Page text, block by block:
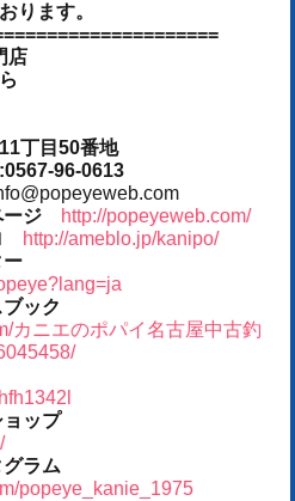
ります。
店
丁目50番地
96-0613
ージ
http://popeyeweb.com/
http://ameblo.jp/kanipo/
ー
ック
カニエのポパイ名古屋中古釣
ップ
ラム
popeye_kanie_1975